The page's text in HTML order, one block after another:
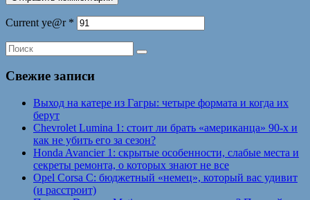
Current ye@r *
Свежие записи
Выход на катере из Гагры: четыре формата и когда их
берут
Chevrolet Lumina 1: стоит ли брать «американца» 90-х и
как не убить его за сезон?
Honda Avancier 1: скрытые особенности, слабые места и
секреты ремонта, о которых знают не все
Opel Corsa C: бюджетный «немец», который вас удивит
(и расстроит)